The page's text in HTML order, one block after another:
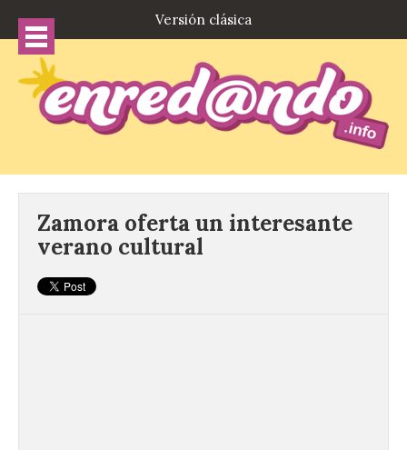
Versión clásica
Zamora oferta un interesante
verano cultural